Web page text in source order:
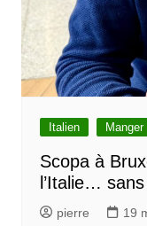
Italien Manger
Scopa à
l’Italie…
pierre 19